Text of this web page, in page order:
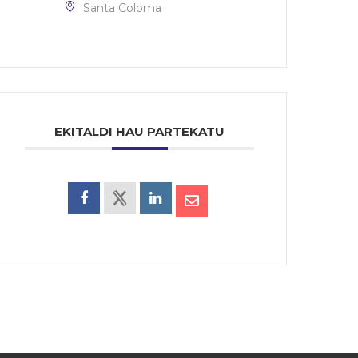
Santa Coloma
EKITALDI HAU PARTEKATU